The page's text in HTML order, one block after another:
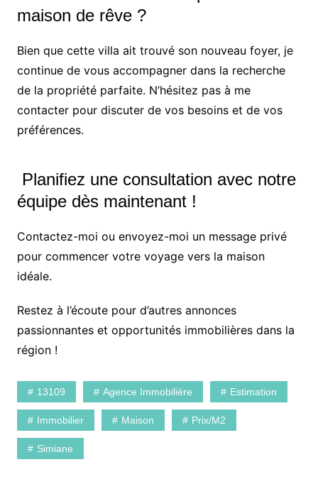
maison de rêve ?
Bien que cette villa ait trouvé son nouveau foyer, je
continue de vous accompagner dans la recherche
de la propriété parfaite. N’hésitez pas à me
contacter pour discuter de vos besoins et de vos
préférences.
Planifiez une consultation avec notre
équipe dès maintenant !
Contactez-moi ou envoyez-moi un message privé
pour commencer votre voyage vers la maison
idéale.
Restez à l’écoute pour d’autres annonces
passionnantes et opportunités immobilières dans la
région !
13109 Agence Immobilière Estimation
Immobilier Maison Prix/m2
Simiane